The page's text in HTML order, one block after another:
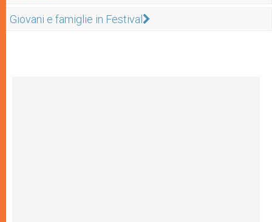
Giovani e famiglie in Festival